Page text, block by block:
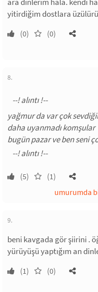
yitirdiğim dostlara
(0) (0)
8.
yağmur da var çok
daha uyanmadı komşular
bugün pazar ve ben seni
(5) (1)
umurumda
9.
beni kavgada gör şiirini .
yürüyüşü yaptığım an
(1) (0)